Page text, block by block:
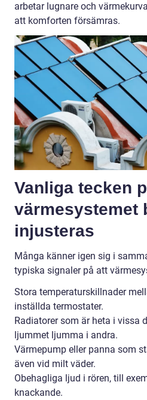
arbetar lugnare och
att komforten försämras.
Vanliga tecken
värmesystemet
injusteras
Många känner igen sig i
typiska signaler på att
Stora temperaturskillnader
inställda termostater.
Radiatorer som är heta i vissa
ljummet ljumma i andra.
Värmepump eller panna som
även vid milt väder.
Obehagliga ljud i rören, till
knackande.